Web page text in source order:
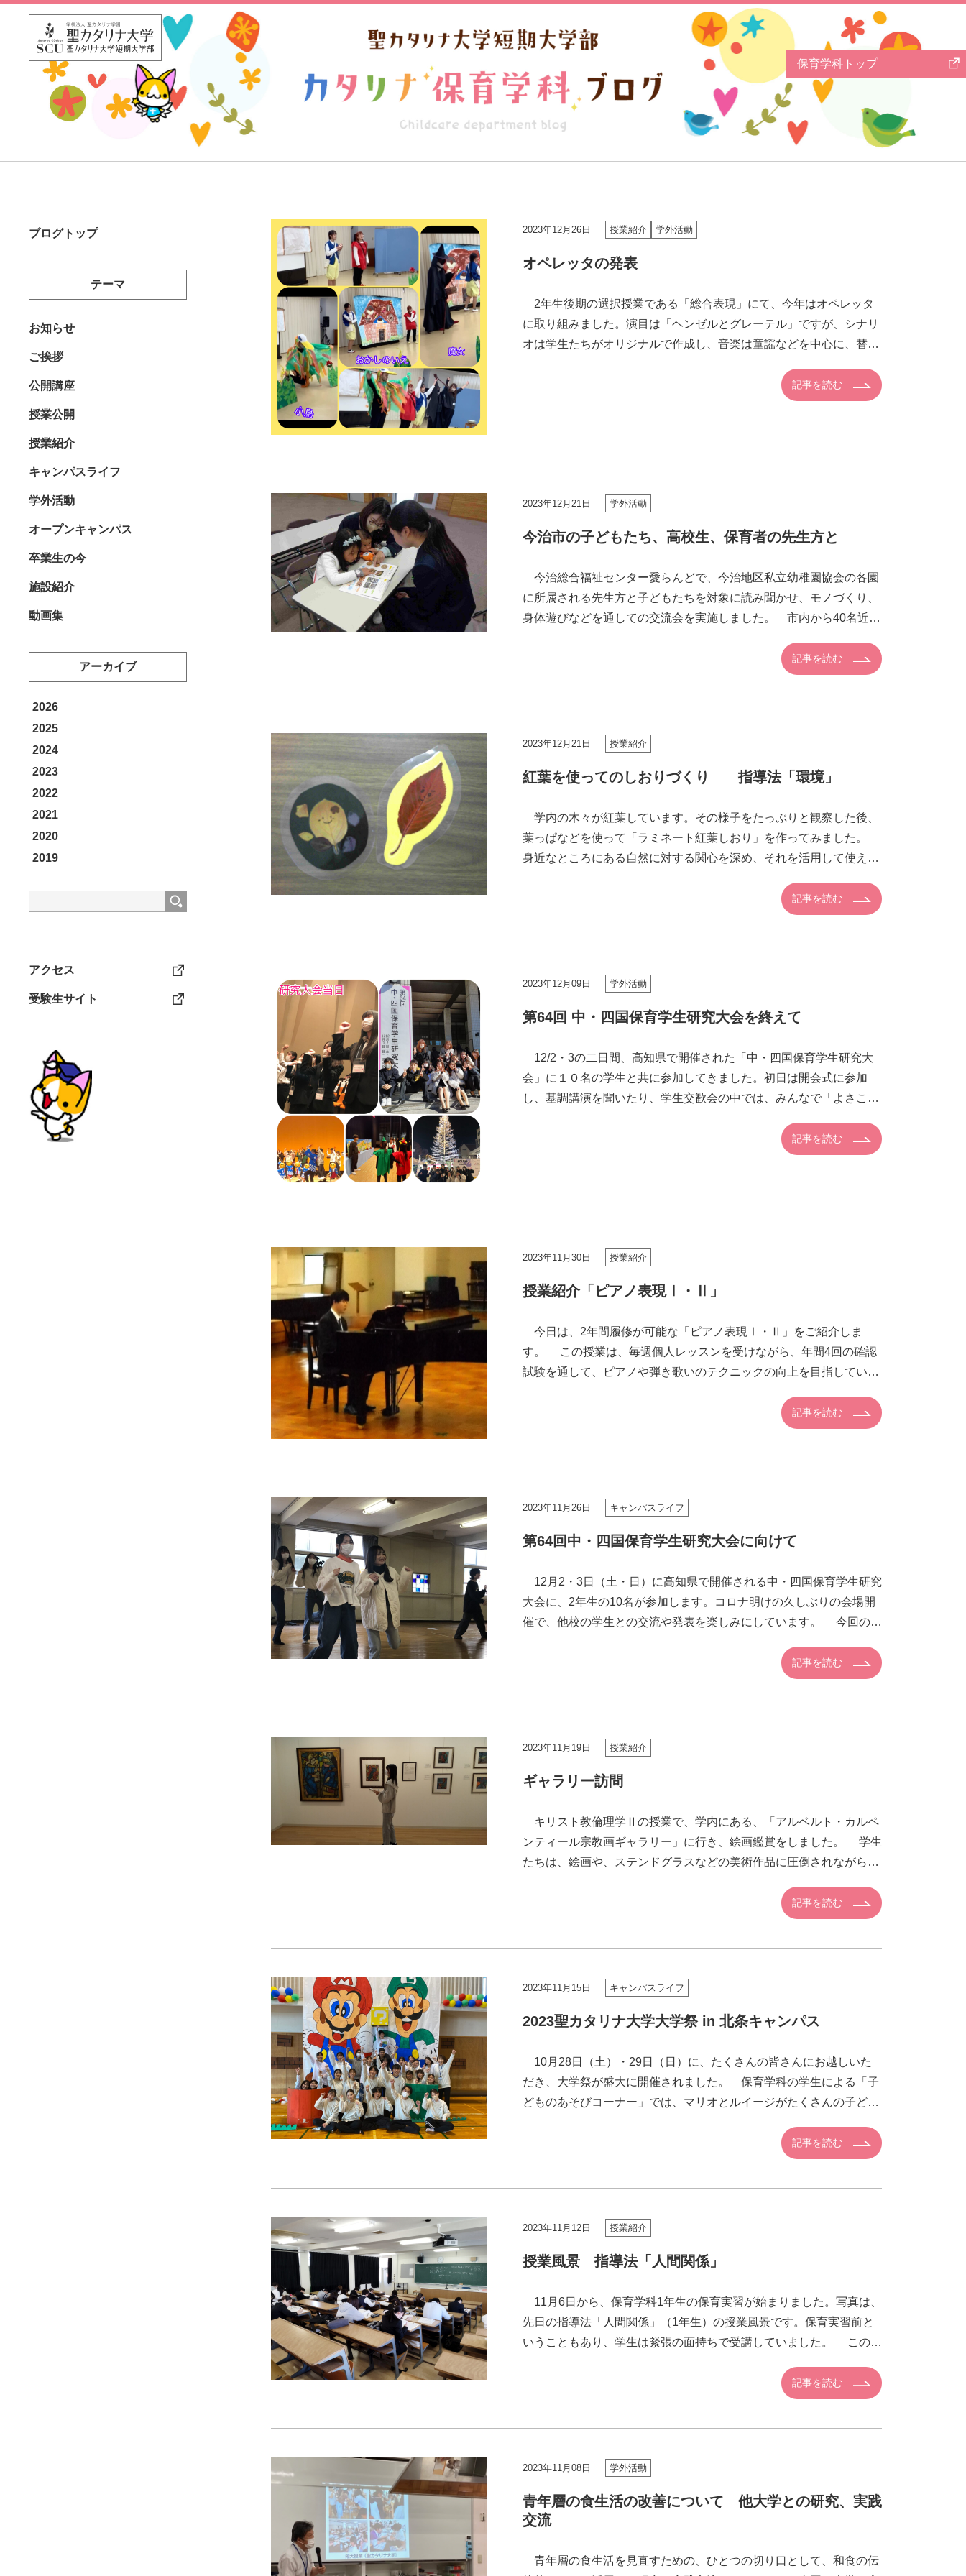
保育学科 トップ
2023年12月26日 授業紹介 学外活動
オペレッタの発表
2年生後期の選択授業である「総合表現」にて、今年はオペレッタ
に取り組みました。演目は「ヘンゼルとグレーテル」ですが、シナリ
オは学生たちがオリジナルで作成し、音楽は童謡などを中心に、替え
記事を読む
2023年12月21日 学外活動
今治市の子どもたち、高校生、保育者の先生方と
今治総合福祉センター愛らんどで、今治地区私立幼稚園協会の各園
に所属される先生方と子どもたちを対象に読み聞かせ、モノづくり、
身体遊びなどを通しての交流会を実施しました。 市内から40名近く
記事を読む
2023年12月21日 授業紹介
紅葉を使ってのしおりづくり 指導法「環境」
学内の木々が紅葉しています。その様子をたっぷりと観察した後、
葉っぱなどを使って「ラミネート紅葉しおり」を作ってみました。
身近なところにある自然に対する関心を深め、それを活用して使える
記事を読む
2023年12月09日 学外活動
第64回 中・四国保育学生研究大会を終えて
12/2・3の二日間、高知県で開催された「中・四国保育学生研究大
会」に１０名の学生と共に参加してきました。初日は開会式に参加
し、基調講演を聞いたり、学生交歓会の中では、みんなで「よさこい
記事を読む
2023年11月30日 授業紹介
授業紹介「ピアノ表現Ⅰ・Ⅱ」
今日は、2年間履修が可能な「ピアノ表現Ⅰ・Ⅱ」をご紹介しま
す。 この授業は、毎週個人レッスンを受けながら、年間4回の確認
試験を通して、ピアノや弾き歌いのテクニックの向上を目指していき
記事を読む
2023年11月26日 キャンパスライフ
第64回中・四国保育学生研究大会に向けて
12月2・3日（土・日）に高知県で開催される中・四国保育学生研究
大会に、2年生の10名が参加します。コロナ明けの久しぶりの会場開
催で、他校の学生との交流や発表を楽しみにしています。 今回の私
記事を読む
2023年11月19日 授業紹介
ギャラリー訪問
キリスト教倫理学Ⅱの授業で、学内にある、「アルベルト・カルペ
ンティール宗教画ギャラリー」に行き、絵画鑑賞をしました。 学生
たちは、絵画や、ステンドグラスなどの美術作品に圧倒されながら、
記事を読む
2023年11月15日 キャンパスライフ
2023聖カタリナ大学大学祭 in 北条キャンパス
10月28日（土）・29日（日）に、たくさんの皆さんにお越しいた
だき、大学祭が盛大に開催されました。 保育学科の学生による「子
どものあそびコーナー」では、マリオとルイージがたくさんの子ども
記事を読む
2023年11月12日 授業紹介
授業風景 指導法「人間関係」
11月6日から、保育学科1年生の保育実習が始まりました。写真は、
先日の指導法「人間関係」（1年生）の授業風景です。保育実習前と
いうこともあり、学生は緊張の面持ちで受講していました。 この授
記事を読む
2023年11月08日 学外活動
青年層の食生活の改善について 他大学との研究、実践
交流
青年層の食生活を見直すための、ひとつの切り口として、和食の伝
ブログトップ
テーマ
お知らせ
ご挨拶
公開講座
授業公開
授業紹介
キャンパスライフ
学外活動
オープンキャンパス
卒業生の今
施設紹介
動画集
アーカイブ
2026
2025
2024
2023
2022
2021
2020
2019
索:
アクセス
受験生サイト